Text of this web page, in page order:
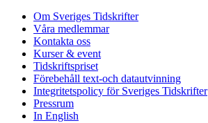
Om Sveriges Tidskrifter
Våra medlemmar
Kontakta oss
Kurser & event
Tidskriftspriset
Förebehåll text-och datautvinning
Integritetspolicy för Sveriges Tidskrifter
Pressrum
In English